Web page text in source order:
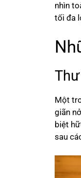
nhìn
tối đa
Một
giãn
biệt
sau